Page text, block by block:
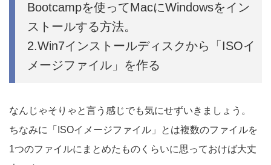
Bootcampを使ってMacにWindowsをイン
ストールする方法。
2.Win7インストールディスクから「ISOイ
メージファイル」を作る
なんじゃそりゃと言う感じでも気にせずいきましょう。
ちなみに「ISOイメージファイル」とは複数のファイルを
1つのファイルにまとめたものくらいに思っておけば大丈